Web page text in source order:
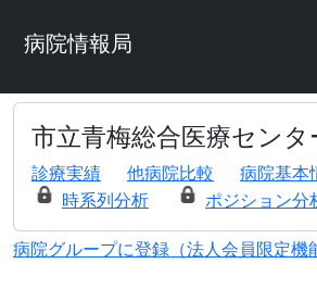
病院情報局
市立青梅総合医療センタ
診療実績 他病院比較
病院基本
時系列分析
ポジション分
病院グループに登録（法人会員限定機